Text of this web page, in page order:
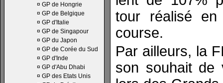
¤ GP de Hongrie
¤ GP de Belgique
¤ GP d'Italie
¤ GP de Singapour
¤ GP du Japon
¤ GP de Corée du Sud
¤ GP d'Inde
¤ GP d'Abu Dhabi
¤ GP des Etats Unis
tour réalisé
course.
Par ailleurs, la
son souhait de